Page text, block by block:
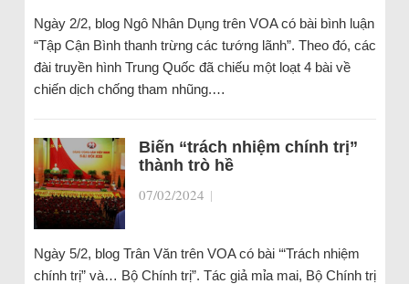
Ngày 2/2, blog Ngô Nhân Dụng trên VOA có bài bình luận
“Tập Cận Bình thanh trừng các tướng lãnh”. Theo đó, các
đài truyền hình Trung Quốc đã chiếu một loạt 4 bài về
chiến dịch chống tham nhũng.…
Biến “trách nhiệm chính trị”
thành trò hề
07/02/2024 |
Ngày 5/2, blog Trân Văn trên VOA có bài ‘“Trách nhiệm
chính trị” và… Bộ Chính trị”. Tác giả mỉa mai, Bộ Chính trị